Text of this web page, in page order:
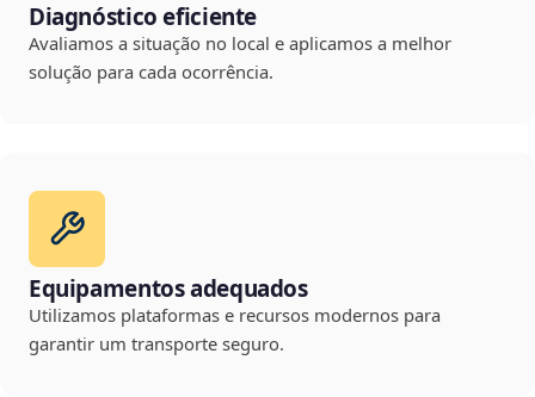
Diagnóstico eficiente
Avaliamos a situação no local e aplicamos a melhor
solução para cada ocorrência.
Equipamentos adequados
Utilizamos plataformas e recursos modernos para
garantir um transporte seguro.